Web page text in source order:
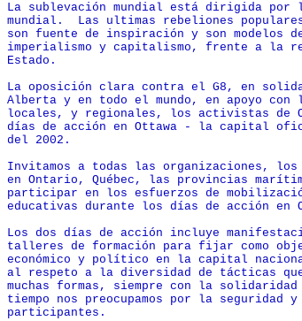
La sublevación mundial está dirigida por
mundial.  Las ultimas rebeliones
son fuente de inspiración y son modelos
imperialismo y capitalismo, frente a la
Estado.
La oposición clara contra el G8, en
Alberta y en todo el mundo, en apoyo con
locales, y regionales, los activistas de
días de acción en Ottawa - la capital
del 2002.
Invitamos a todas las organizaciones,
en Ontario, Québec, las provincias
participar en los esfuerzos de
educativas durante los días de acción en
Los dos días de acción incluye
talleres de formación para fijar como
económico y político en la capital
al respeto a la diversidad de tácticas
muchas formas, siempre con la
tiempo nos preocupamos por la seguridad
participantes.